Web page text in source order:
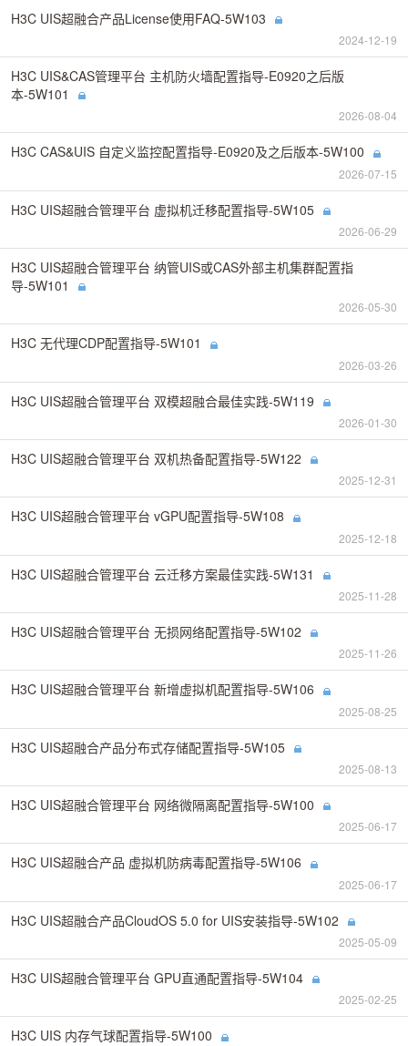
H3C UIS超融合产品License使用FAQ-5W103
2024-12-19
H3C UIS&CAS管理平台 主机防火墙配置指导-E0920之后版
本-5W101
2026-08-04
H3C CAS&UIS 自定义监控配置指导-E0920及之后版本-5W100
2026-07-15
H3C UIS超融合管理平台 虚拟机迁移配置指导-5W105
2026-06-29
H3C UIS超融合管理平台 纳管UIS或CAS外部主机集群配置指
导-5W101
2026-05-30
H3C 无代理CDP配置指导-5W101
2026-03-26
H3C UIS超融合管理平台 双模超融合最佳实践-5W119
2026-01-30
H3C UIS超融合管理平台 双机热备配置指导-5W122
2025-12-31
H3C UIS超融合管理平台 vGPU配置指导-5W108
2025-12-18
H3C UIS超融合管理平台 云迁移方案最佳实践-5W131
2025-11-28
H3C UIS超融合管理平台 无损网络配置指导-5W102
2025-11-26
H3C UIS超融合管理平台 新增虚拟机配置指导-5W106
2025-08-25
H3C UIS超融合产品分布式存储配置指导-5W105
2025-08-13
H3C UIS超融合管理平台 网络微隔离配置指导-5W100
2025-06-17
H3C UIS超融合产品 虚拟机防病毒配置指导-5W106
2025-06-17
H3C UIS超融合产品CloudOS 5.0 for UIS安装指导-5W102
2025-05-09
H3C UIS超融合管理平台 GPU直通配置指导-5W104
2025-02-25
H3C UIS 内存气球配置指导-5W100